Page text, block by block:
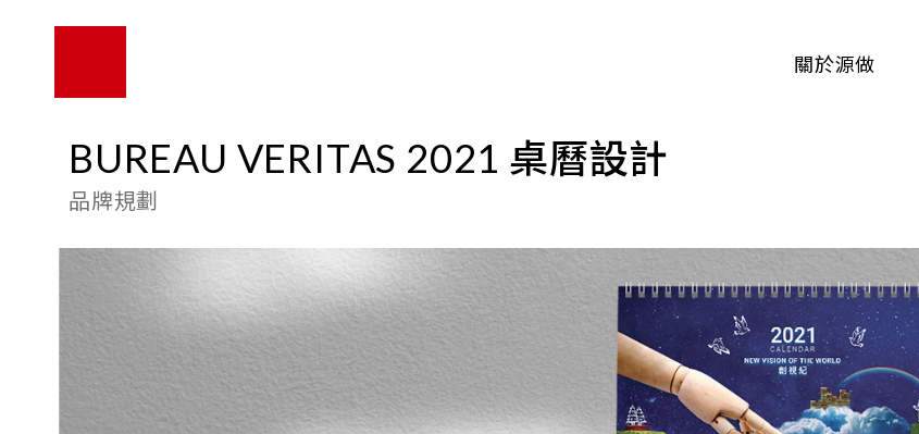
關於源做
BUREAU VERITAS 2021 桌曆設計
品牌規劃